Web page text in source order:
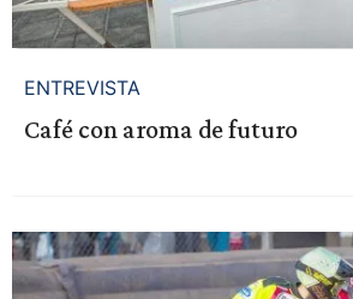
ENTREVISTA
Café con aroma de futuro